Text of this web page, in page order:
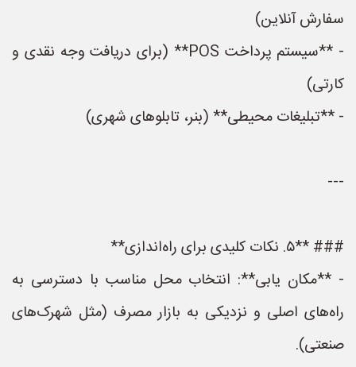
سفارش آنلاین)
- **سیستم پرداخت POS** (برای دریافت وجه نقدی و
کارتی)
- **تبلیغات محیطی** (بنر، تابلوهای شهری)
---
### **۵. نکات کلیدی برای راه‌اندازی**
- **مکان یابی**: انتخاب محل مناسب با دسترسی به
راه‌های اصلی و نزدیکی به بازار مصرف (مثل شهرک‌های
صنعتی).